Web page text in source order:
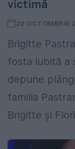
victimă
20 OCTOMBRIE
Brigitte
fosta iubită a
depune
familia
Brigitte și